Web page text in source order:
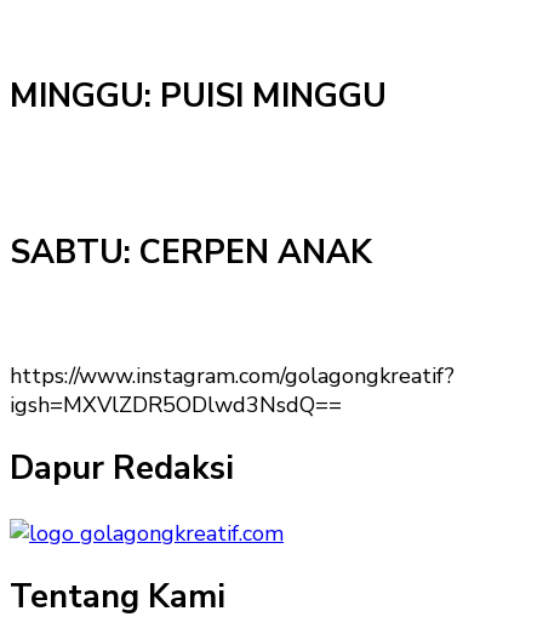
MINGGU: PUISI MINGGU
SABTU: CERPEN ANAK
https://www.instagram.com/golagongkreatif?
igsh=MXVlZDR5ODlwd3NsdQ==
Dapur Redaksi
Tentang Kami